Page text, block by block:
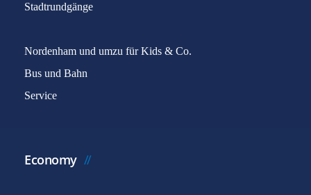
Stadtrundgänge
Nordenham und umzu für Kids & Co.
Bus und Bahn
Service
Economy